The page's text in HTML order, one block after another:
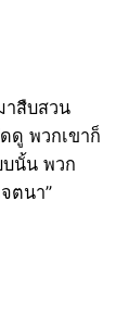
าสืบสวน
ดู พวกเขาก็
นั้น พวก
ตนา”